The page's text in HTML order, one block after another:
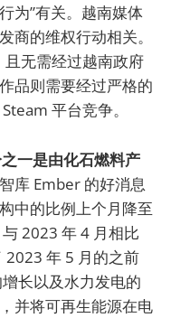
为”有关。越南媒体
商的维权行动相关。
无需经过越南政府
品则需要经过严格的
平台竞争。
一是由化石燃料产
库 Ember 的好消息
中的比例上个月降至
2023 年 4 月相比
2023 年 5 月的之前
长以及水力发电的
并将可再生能源在电